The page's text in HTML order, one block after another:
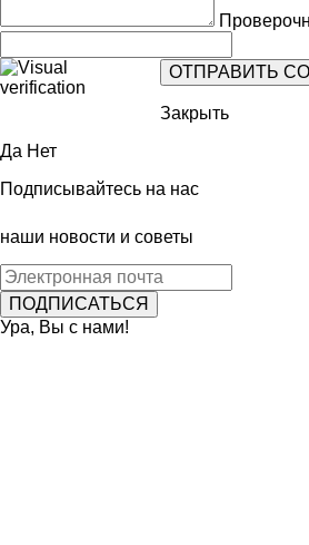
Закрыть
Да Нет
Подписывайтесь на нас
наши новости и советы
Ура, Вы с нами!